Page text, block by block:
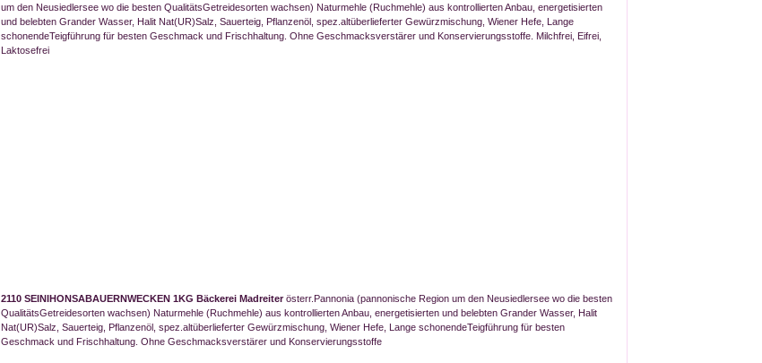
um den Neusiedlersee wo die besten QualitätsGetreidesorten wachsen) Naturmehle (Ruchmehle) aus kontrollierten Anbau, energetisierten
und belebten Grander Wasser, Halit Nat(UR)Salz, Sauerteig, Pflanzenöl, spez.altüberlieferter Gewürzmischung, Wiener Hefe, Lange
schonendeTeigführung für besten Geschmack und Frischhaltung. Ohne Geschmacksverstärer und Konservierungsstoffe. Milchfrei, Eifrei,
Laktosefrei
2110 SEINIHONSABAUERNWECKEN 1KG Bäckerei Madreiterösterr.Pannonia (pannonische Region um den Neusiedlersee wo die besten
QualitätsGetreidesorten wachsen) Naturmehle (Ruchmehle) aus kontrollierten Anbau, energetisierten und belebten Grander Wasser, Halit
Nat(UR)Salz, Sauerteig, Pflanzenöl, spez.altüberlieferter Gewürzmischung, Wiener Hefe, Lange schonendeTeigführung für besten
Geschmack und Frischhaltung. Ohne Geschmacksverstärer und Konservierungsstoffe